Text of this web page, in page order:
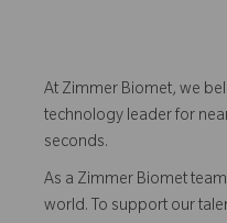
At Zimmer Biomet, we
technology leader for
seconds.
As a Zimmer Biomet
world. To support our